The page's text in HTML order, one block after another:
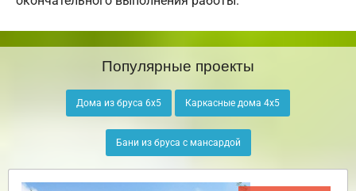
Популярные проекты
Дома из бруса 6х5 Каркасные дома 4х5
Бани из бруса с мансардой